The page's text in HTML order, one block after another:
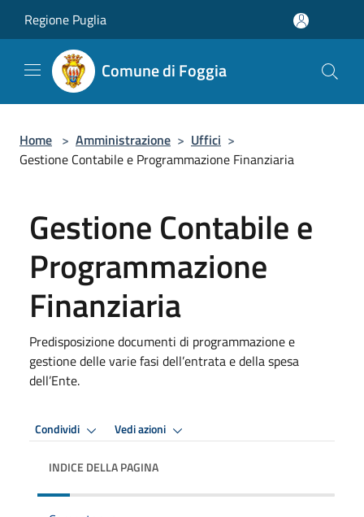
Regione Puglia
Comune di Foggia
Home > Amministrazione > Uffici >
Gestione Contabile e Programmazione Finanziaria
Gestione Contabile e
Programmazione
Finanziaria
Predisposizione documenti di programmazione e
gestione delle varie fasi dell’entrata e della spesa
dell’Ente.
Condividi Vedi azioni
INDICE DELLA PAGINA